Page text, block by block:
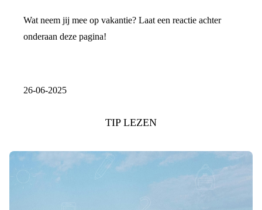
Wat neem jij mee op vakantie? Laat een reactie achter
onderaan deze pagina!
26-06-2025
TIP LEZEN